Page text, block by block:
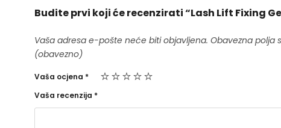
Budite prvi koji će recenzirati “Lash Lift Fixing
Vaša adresa e-pošte neće biti objavljena. Obavezna polja
(obavezno)
Vaša ocjena *
Vaša recenzija *